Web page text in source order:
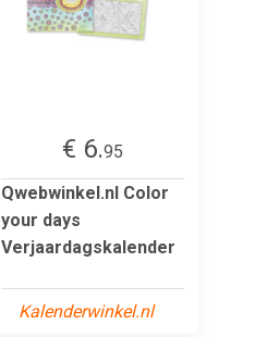
€ 6.95
Qwebwinkel.nl Color
your days
Verjaardagskalender
Kalenderwinkel.nl